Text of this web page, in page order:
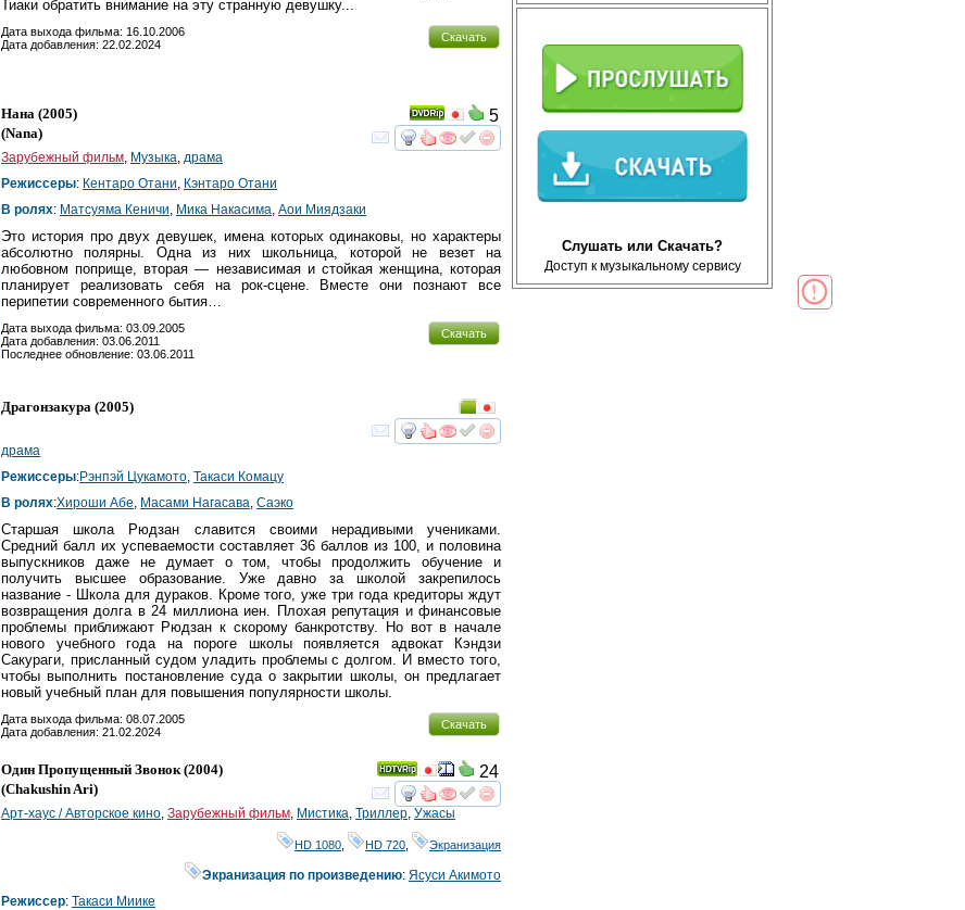
Слушать или Скачать?
Доступ к музыкальному сервису
Тиаки обратить внимание на эту странную девушку...
Скачать
Дата выхода фильма: 16.10.2006
Дата добавления: 22.02.2024
смотретьинтересует
5
Нана (2005)
(Nana)
Зарубежный фильм, Музыка, драма
Режиссеры: Кентаро Отани, Кэнтаро Отани
В ролях: Матсуяма Кеничи, Мика Накасима, Аои Миядзаки
Это история про двух девушек, имена которых одинаковы, но характеры
абсолютно полярны. Одна из них школьница, которой не везет на
любовном поприще, вторая — независимая и стойкая женщина, которая
планирует реализовать себя на рок-сцене. Вместе они познают все
перипетии современного бытия…
Скачать
Дата выхода фильма: 03.09.2005
Дата добавления: 03.06.2011
Последнее обновление: 03.06.2011
смотретьинтересует
Драгонзакура (2005)
драма
Режиссеры:Рэнпэй Цукамото, Такаси Комацу
В ролях:Хироши Абе, Масами Нагасава, Саэко
Старшая школа Рюдзан славится своими нерадивыми учениками.
Средний балл их успеваемости составляет 36 баллов из 100, и половина
выпускников даже не думает о том, чтобы продолжить обучение и
получить высшее образование. Уже давно за школой закрепилось
название - Школа для дураков. Кроме того, уже три года кредиторы ждут
возвращения долга в 24 миллиона иен. Плохая репутация и финансовые
проблемы приближают Рюдзан к скорому банкротству. Но вот в начале
нового учебного года на пороге школы появляется адвокат Кэндзи
Сакураги, присланный судом уладить проблемы с долгом. И вместо того,
чтобы выполнить постановление суда о закрытии школы, он предлагает
новый учебный план для повышения популярности школы.
Скачать
Дата выхода фильма: 08.07.2005
Дата добавления: 21.02.2024
смотретьинтересует
24
Один Пропущенный Звонок (2004)
(Chakushin Ari)
Арт-хаус / Авторское кино Зарубежный фильм Мистика Триллер Ужасы
HD 1080 HD 720 Экранизация
Экранизация по произведению: Ясуси Акимото
Режиссер: Такаси Миике